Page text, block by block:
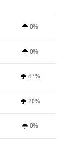
0%
0%
87%
20%
0%